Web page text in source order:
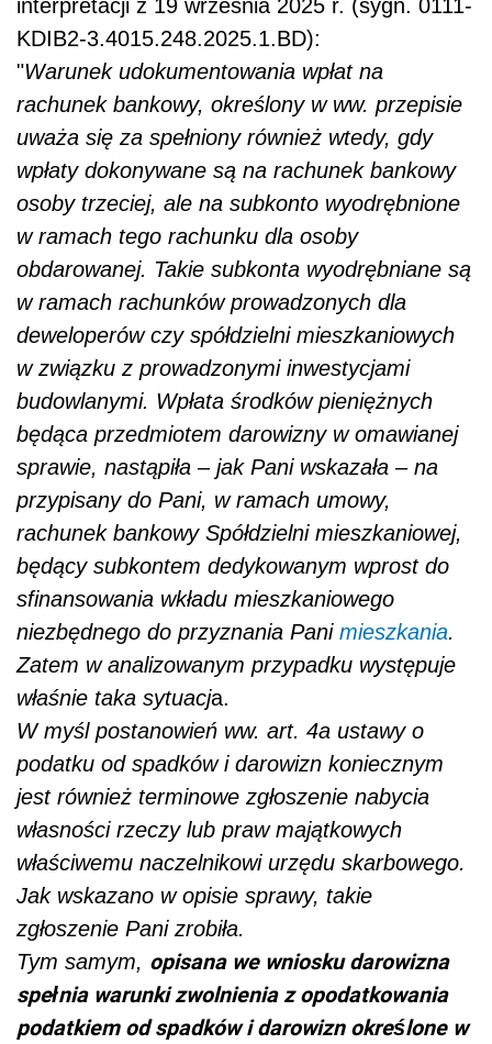
interpretacji z 19 września 2025 r. (sygn. 0111-
KDIB2-3.4015.248.2025.1.BD):
"Warunek udokumentowania wpłat na
rachunek bankowy, określony w ww. przepisie
uważa się za spełniony również wtedy, gdy
wpłaty dokonywane są na rachunek bankowy
osoby trzeciej, ale na subkonto wyodrębnione
w ramach tego rachunku dla osoby
obdarowanej. Takie subkonta wyodrębniane są
w ramach rachunków prowadzonych dla
deweloperów czy spółdzielni mieszkaniowych
w związku z prowadzonymi inwestycjami
budowlanymi. Wpłata środków pieniężnych
będąca przedmiotem darowizny w omawianej
sprawie, nastąpiła – jak Pani wskazała – na
przypisany do Pani, w ramach umowy,
rachunek bankowy Spółdzielni mieszkaniowej,
będący subkontem dedykowanym wprost do
sfinansowania wkładu mieszkaniowego
niezbędnego do przyznania Pani mieszkania.
Zatem w analizowanym przypadku występuje
właśnie taka sytuacja.
W myśl postanowień ww. art. 4a ustawy o
podatku od spadków i darowizn koniecznym
jest również terminowe zgłoszenie nabycia
własności rzeczy lub praw majątkowych
właściwemu naczelnikowi urzędu skarbowego.
Jak wskazano w opisie sprawy, takie
zgłoszenie Pani zrobiła.
Tym samym, opisana we wniosku darowizna
spełnia warunki zwolnienia z opodatkowania
podatkiem od spadków i darowizn określone w